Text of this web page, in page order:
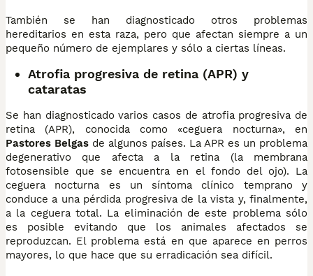
También se han diagnosticado otros problemas
hereditarios en esta raza, pero que afectan siempre a un
pequeño número de ejemplares y sólo a ciertas líneas.
Atrofia progresiva de retina (APR) y
cataratas
Se han diagnosticado varios casos de atrofia progresiva de
retina (APR), conocida como «ceguera nocturna», en
Pastores Belgas de algunos países. La APR es un problema
degenerativo que afecta a la retina (la membrana
fotosensible que se encuentra en el fondo del ojo). La
ceguera nocturna es un síntoma clínico temprano y
conduce a una pérdida progresiva de la vista y, finalmente,
a la ceguera total. La eliminación de este problema sólo
es posible evitando que los animales afectados se
reproduzcan. El problema está en que aparece en perros
mayores, lo que hace que su erradicación sea difícil.